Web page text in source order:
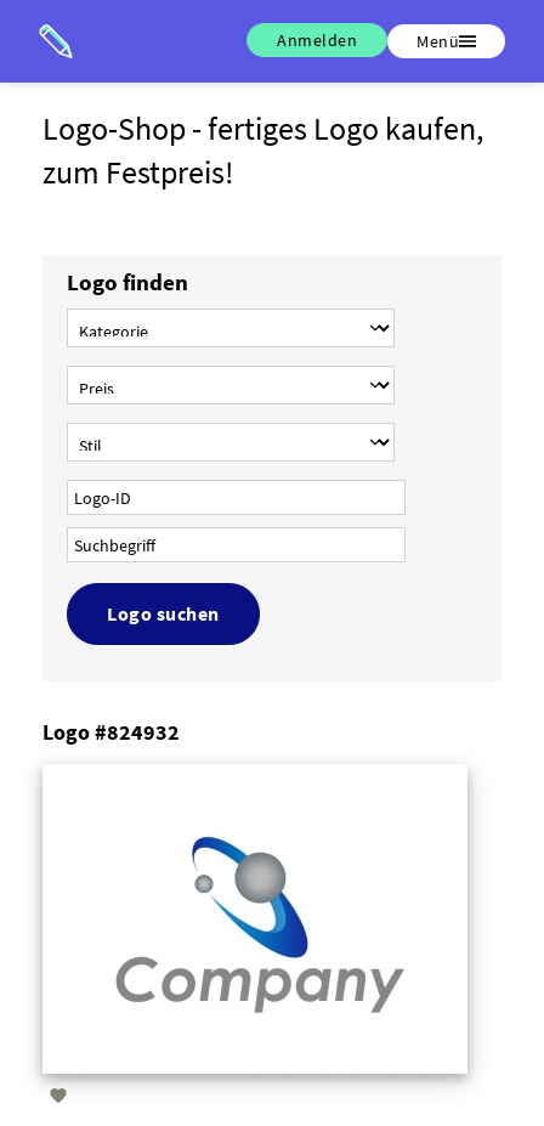
Anmelden Menü
Logo-Shop - fertiges Logo kaufen,
zum Festpreis!
Logo finden
Logo suchen
Logo #824932
